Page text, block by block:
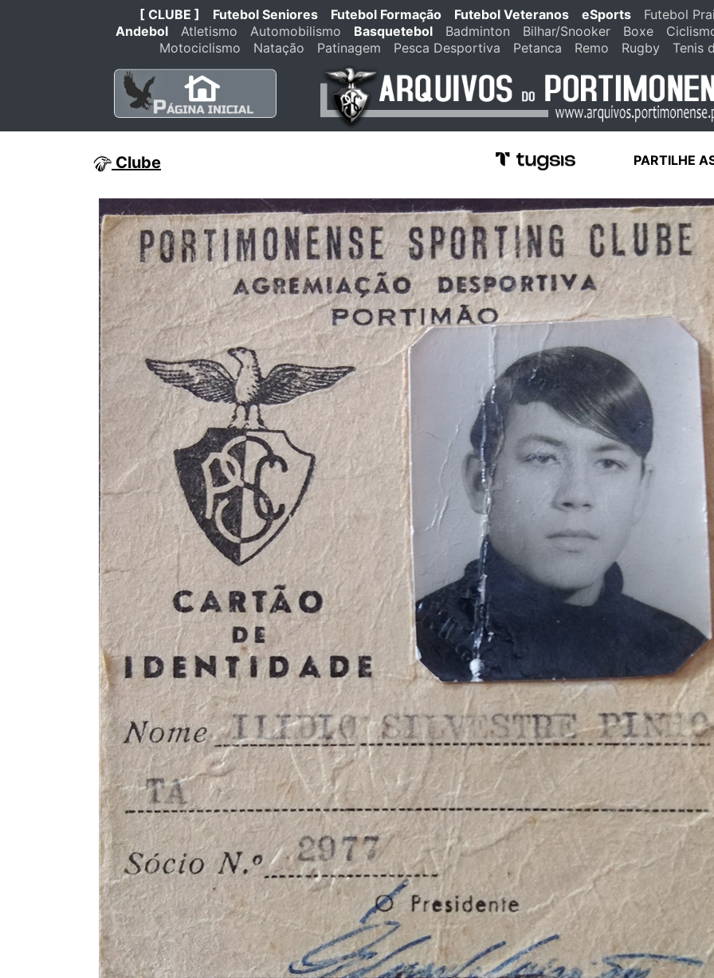
[ CLUBE ] Futebol Seniores Futebol Formação Futebol Veteranos eSports
Futebol
Andebol
Atletismo Automobilismo Basquetebol Badminton Bilhar/Snooker Boxe
Motociclismo
Natação Patinagem Pesca Desportiva Petanca Remo Rugby Tenis
Clube PARTILHE